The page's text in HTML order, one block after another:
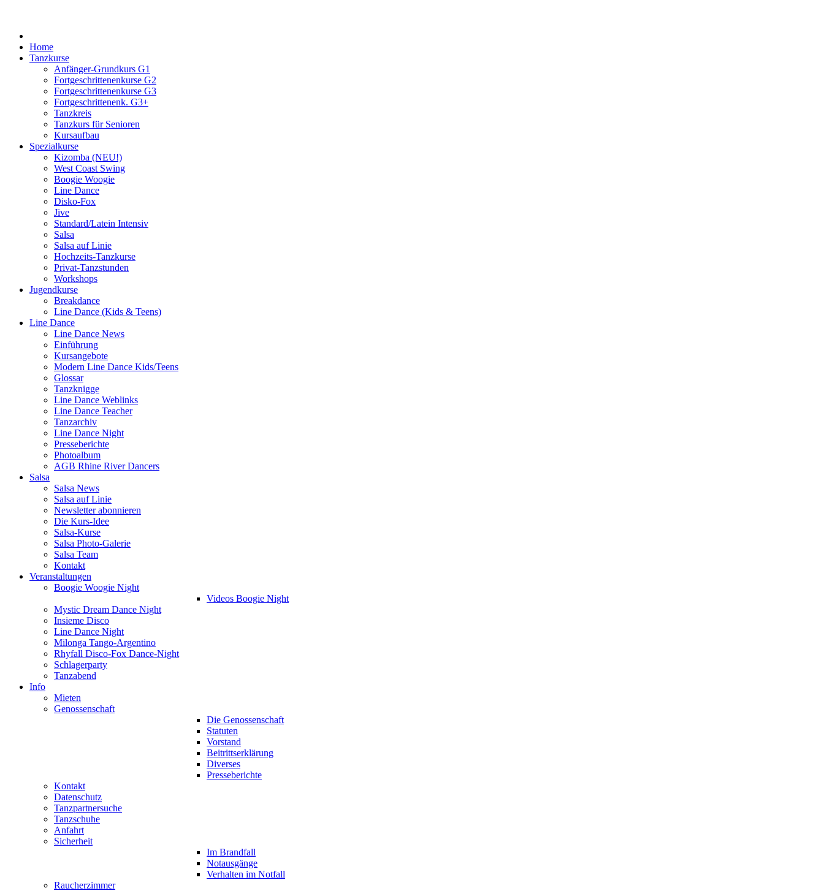
Home
Tanzkurse
Anfänger-Grundkurs G1
Fortgeschrittenenkurse G2
Fortgeschrittenenkurse G3
Fortgeschrittenenk. G3+
Tanzkreis
Tanzkurs für Senioren
Kursaufbau
Spezialkurse
Kizomba (NEU!)
West Coast Swing
Boogie Woogie
Line Dance
Disko-Fox
Jive
Standard/Latein Intensiv
Salsa
Salsa auf Linie
Hochzeits-Tanzkurse
Privat-Tanzstunden
Workshops
Jugendkurse
Breakdance
Line Dance (Kids & Teens)
Line Dance
Line Dance News
Einführung
Kursangebote
Modern Line Dance Kids/Teens
Glossar
Tanzknigge
Line Dance Weblinks
Line Dance Teacher
Tanzarchiv
Line Dance Night
Presseberichte
Photoalbum
AGB Rhine River Dancers
Salsa
Salsa News
Salsa auf Linie
Newsletter abonnieren
Die Kurs-Idee
Salsa-Kurse
Salsa Photo-Galerie
Salsa Team
Kontakt
Veranstaltungen
Boogie Woogie Night
Videos Boogie Night
Mystic Dream Dance Night
Insieme Disco
Line Dance Night
Milonga Tango-Argentino
Rhyfall Disco-Fox Dance-Night
Schlagerparty
Tanzabend
Info
Mieten
Genossenschaft
Die Genossenschaft
Statuten
Vorstand
Beitrittserklärung
Diverses
Presseberichte
Kontakt
Datenschutz
Tanzpartnersuche
Tanzschuhe
Anfahrt
Sicherheit
Im Brandfall
Notausgänge
Verhalten im Notfall
Raucherzimmer